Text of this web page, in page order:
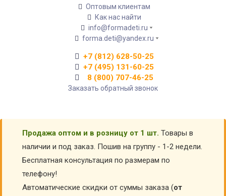
Оптовым клиентам
Как нас найти
info@formadeti.ru
forma.deti@yandex.ru
+7 (812) 628-50-25
+7 (495) 131-60-25
8 (800) 707-46-25
Заказать обратный звонок
Продажа оптом и в розницу от 1 шт. Товары в
наличии и под заказ. Пошив на группу - 1-2 недели.
Бесплатная консультация по размерам по
телефону!
Автоматические скидки от суммы заказа (от